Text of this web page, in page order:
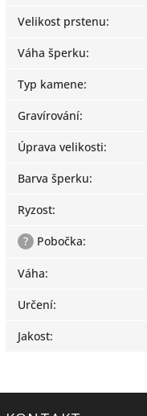
Velikost prstenu:
Váha šperku:
Typ kamene:
Gravírování:
Úprava velikosti:
Barva šperku:
Ryzost:
?
Pobočka:
Váha:
Určení:
Jakost: